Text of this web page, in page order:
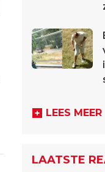
LEES MEER
LAATSTE